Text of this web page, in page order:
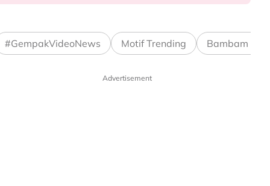
#GempakVideoNews Motif Trending Bambam
Advertisement